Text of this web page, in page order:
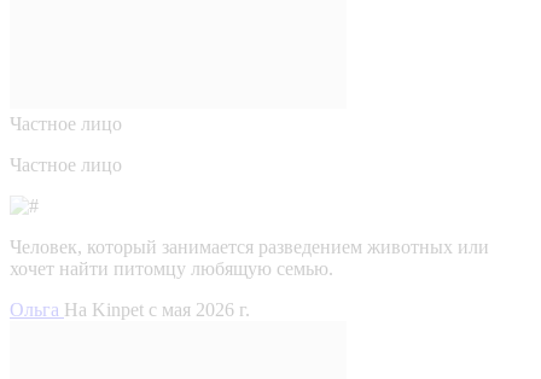
Частное лицо
Частное лицо
Человек, который занимается разведением животных или
хочет найти питомцу любящую семью.
Ольга На Kinpet c мая 2026 г.